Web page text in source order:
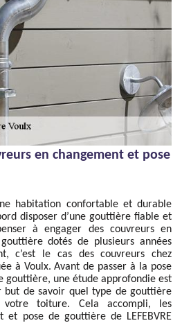
en changement et pose
habitation confortable et durable
disposer d’une gouttière fiable et
à engager des couvreurs en
dotés de plusieurs années
c’est le cas des couvreurs chez
à Voulx. Avant de passer à la pose
gouttière, une étude approfondie est
but de savoir quel type de gouttière
toiture. Cela accompli, les
et pose de gouttière de LEFEBVRE